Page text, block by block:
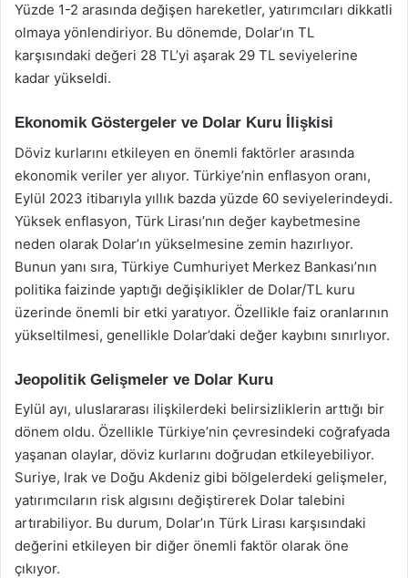
Yüzde 1-2 arasında değişen hareketler, yatırımcıları dikkatli
olmaya yönlendiriyor. Bu dönemde, Dolar’ın TL
karşısındaki değeri 28 TL’yi aşarak 29 TL seviyelerine
kadar yükseldi.
Ekonomik Göstergeler ve Dolar Kuru İlişkisi
Döviz kurlarını etkileyen en önemli faktörler arasında
ekonomik veriler yer alıyor. Türkiye’nin enflasyon oranı,
Eylül 2023 itibarıyla yıllık bazda yüzde 60 seviyelerindeydi.
Yüksek enflasyon, Türk Lirası’nın değer kaybetmesine
neden olarak Dolar’ın yükselmesine zemin hazırlıyor.
Bunun yanı sıra, Türkiye Cumhuriyet Merkez Bankası’nın
politika faizinde yaptığı değişiklikler de Dolar/TL kuru
üzerinde önemli bir etki yaratıyor. Özellikle faiz oranlarının
yükseltilmesi, genellikle Dolar’daki değer kaybını sınırlıyor.
Jeopolitik Gelişmeler ve Dolar Kuru
Eylül ayı, uluslararası ilişkilerdeki belirsizliklerin arttığı bir
dönem oldu. Özellikle Türkiye’nin çevresindeki coğrafyada
yaşanan olaylar, döviz kurlarını doğrudan etkileyebiliyor.
Suriye, Irak ve Doğu Akdeniz gibi bölgelerdeki gelişmeler,
yatırımcıların risk algısını değiştirerek Dolar talebini
artırabiliyor. Bu durum, Dolar’ın Türk Lirası karşısındaki
değerini etkileyen bir diğer önemli faktör olarak öne
çıkıyor.